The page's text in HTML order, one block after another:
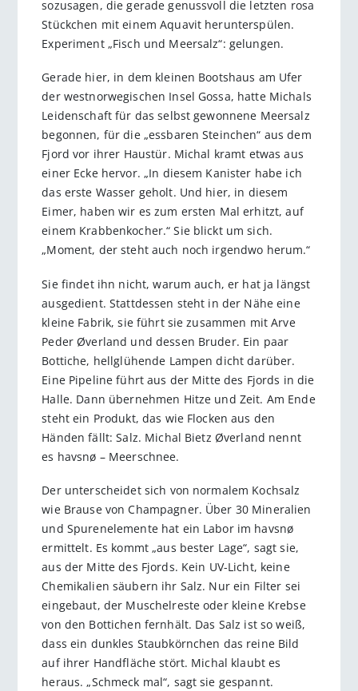
sozusagen, die gerade genussvoll die letzten rosa
Stückchen mit einem Aquavit herunterspülen.
Experi­ment „Fisch und Meersalz“: gelungen.
Gerade hier, in dem kleinen Bootshaus am Ufer
der westnorwegischen Insel Gossa, hatte Michals
Leidenschaft für das selbst gewonnene Meersalz
begonnen, für die „essbaren Steinchen“ aus dem
Fjord vor ihrer Haustür. Michal kramt etwas aus
einer Ecke hervor. „In diesem Kanis­ter habe ich
das erste Wasser geholt. Und hier, in diesem
Eimer, haben wir es zum ers­ten Mal erhitzt, auf
einem Krab­ben­kocher.“ Sie blickt um sich.
„Moment, der steht auch noch irgendwo herum.“
Sie findet ihn nicht, warum auch, er hat ja längst
ausgedient. Stattdessen steht in der Nähe eine
kleine Fabrik, sie führt sie zusammen mit Arve
Peder Øverland und dessen Bruder. Ein paar
Bottiche, hellglühende Lampen dicht darüber.
Eine Pipeline führt aus der Mitte des Fjords in die
Halle. Dann übernehmen Hitze und Zeit. Am Ende
steht ein Produkt, das wie Flocken aus den
Händen fällt: Salz. Michal Bietz Øverland nennt
es havsnø – Meerschnee.
Der unterscheidet sich von normalem Kochsalz
wie Brause von Champagner. Über 30 Mineralien
und Spurenelemente hat ein Labor im havsnø
ermittelt. Es kommt „aus bester Lage“, sagt sie,
aus der Mitte des Fjords. Kein UV-Licht, keine
Chemikalien säubern ihr Salz. Nur ein Filter sei
eingebaut, der Muschelreste oder kleine Krebse
von den Bottichen fernhält. Das Salz ist so weiß,
dass ein dunkles Staubkörnchen das reine Bild
auf ihrer Handfläche stört. Michal klaubt es
heraus. „Schmeck mal“, sagt sie gespannt.